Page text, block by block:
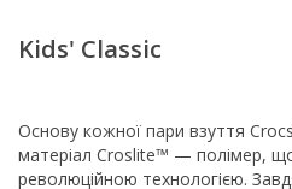
Kids' Classic
Основу кожної пари взуття
матеріал Croslite™ — полімер,
революційною технологією.